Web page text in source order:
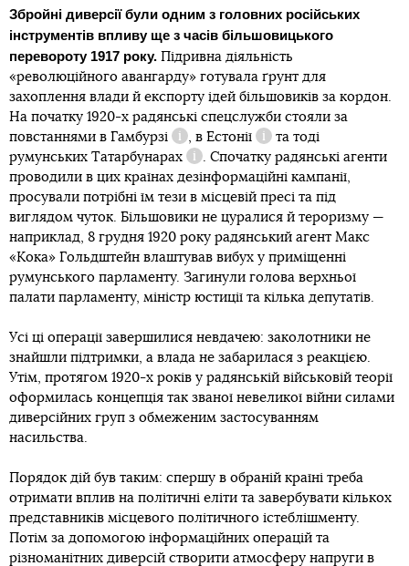
Збройні диверсії були одним з головних російських
інструментів впливу ще з часів більшовицького
перевороту 1917 року. Підривна діяльність
«революційного авангарду» готувала ґрунт для
захоплення влади й експорту ідей більшовиків за кордон.
На початку 1920-х радянські спецслужби стояли за
повстаннями в Гамбурзі
Довідка
, в Естонії
Довідка
та тоді
румунських Татарбунарах
Довідка
. Спочатку радянські агенти
проводили в цих країнах дезінформаційні кампанії,
просували потрібні їм тези в місцевій пресі та під
виглядом чуток. Більшовики не цуралися й тероризму —
наприклад, 8 грудня 1920 року радянський агент Макс
«Кока» Гольдштейн влаштував вибух у приміщенні
румунського парламенту. Загинули голова верхньої
палати парламенту, міністр юстиції та кілька депутатів.
Усі ці операції завершилися невдачею: заколотники не
знайшли підтримки, а влада не забарилася з реакцією.
Утім, протягом 1920-х років у радянській військовій теорії
оформилась концепція так званої невеликої війни силами
диверсійних груп з обмеженим застосуванням
насильства.
Порядок дій був таким: спершу в обраній країні треба
отримати вплив на політичні еліти та завербувати кількох
представників місцевого політичного істеблішменту.
Потім за допомогою інформаційних операцій та
різноманітних диверсій створити атмосферу напруги в